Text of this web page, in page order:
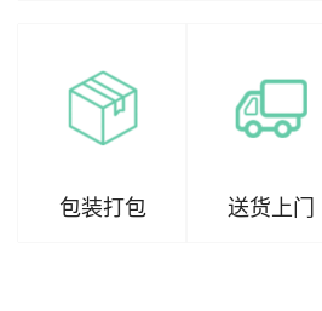
包装打包 送货上门